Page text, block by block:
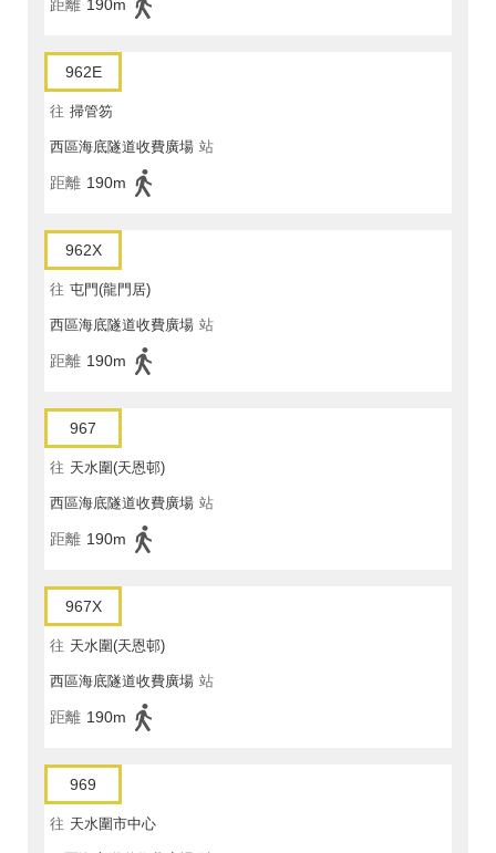
距離 190m
962E
往 掃管笏
西區海底隧道收費廣場 站
距離 190m
962X
往 屯門(龍門居)
西區海底隧道收費廣場 站
距離 190m
967
往 天水圍(天恩邨)
西區海底隧道收費廣場 站
距離 190m
967X
往 天水圍(天恩邨)
西區海底隧道收費廣場 站
距離 190m
969
往 天水圍市中心